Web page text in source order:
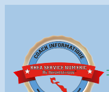
contenu